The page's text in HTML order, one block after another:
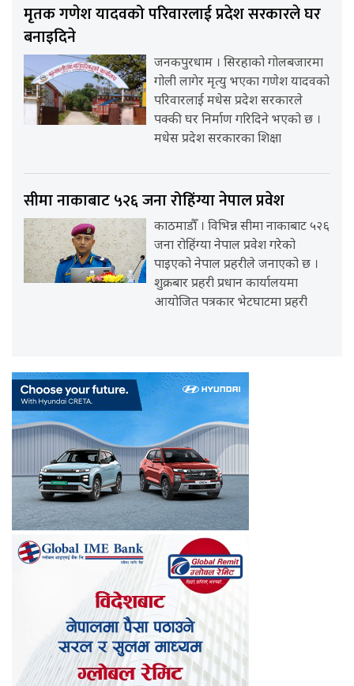
मृतक गणेश यादवको परिवारलाई प्रदेश सरकारले घर
बनाइदिने
जनकपुरधाम । सिरहाको गोलबजारमा
गोली लागेर मृत्यु भएका गणेश यादवको
परिवारलाई मधेस प्रदेश सरकारले
पक्की घर निर्माण गरिदिने भएको छ ।
मधेस प्रदेश सरकारका शिक्षा
सीमा नाकाबाट ५२६ जना रोहिंग्या नेपाल प्रवेश
काठमाडौँ । विभिन्न सीमा नाकाबाट ५२६
जना रोहिंग्या नेपाल प्रवेश गरेको
पाइएको नेपाल प्रहरीले जनाएको छ ।
शुक्रबार प्रहरी प्रधान कार्यालयमा
आयोजित पत्रकार भेटघाटमा प्रहरी